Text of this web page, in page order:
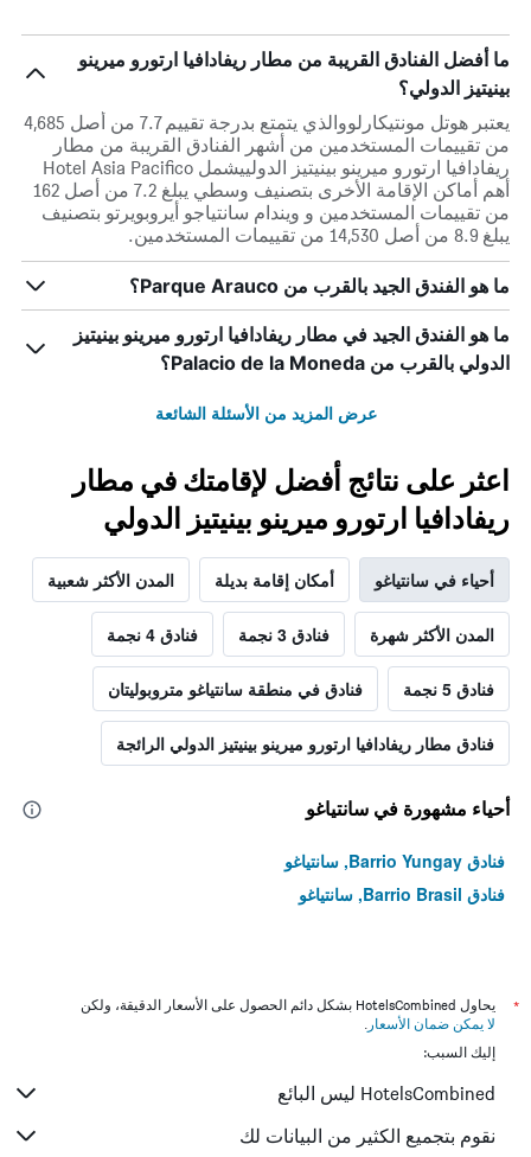
ما أفضل الفنادق القريبة من مطار ريفادافيا ارتورو ميرينو
بينيتيز الدولي؟
يعتبر هوتل مونتيكارلووالذي يتمتع بدرجة تقييم 7.7 من أصل 4,685
من تقييمات المستخدمين من أشهر الفنادق القريبة من مطار
ريفادافيا ارتورو ميرينو بينيتيز الدولييشمل Hotel Asia Pacifico
أهم أماكن الإقامة الأخرى بتصنيف وسطي يبلغ 7.2 من أصل 162
من تقييمات المستخدمين و ويندام سانتياجو أيروبويرتو بتصنيف
يبلغ 8.9 من أصل 14,530 من تقييمات المستخدمين.
ما هو الفندق الجيد بالقرب من Parque Arauco؟
ما هو الفندق الجيد في مطار ريفادافيا ارتورو ميرينو بينيتيز
الدولي بالقرب من Palacio de la Moneda؟
عرض المزيد من الأسئلة الشائعة
اعثر على نتائج أفضل لإقامتك في مطار
ريفادافيا ارتورو ميرينو بينيتيز الدولي
أحياء في سانتياغو أمكان إقامة بديلة المدن الأكثر شعبية
المدن الأكثر شهرة فنادق 3 نجمة فنادق 4 نجمة
فنادق 5 نجمة فنادق في منطقة سانتياغو متروبوليتان
فنادق مطار ريفادافيا ارتورو ميرينو بينيتيز الدولي الرائجة
أحياء مشهورة في سانتياغو
فنادق Barrio Yungay, سانتياغو
فنادق Barrio Brasil, سانتياغو
*
يحاول HotelsCombined بشكل دائم الحصول على الأسعار الدقيقة، ولكن
لا يمكن ضمان الأسعار .
إليك السبب:
HotelsCombined ليس البائع
نقوم بتجميع الكثير من البيانات لك